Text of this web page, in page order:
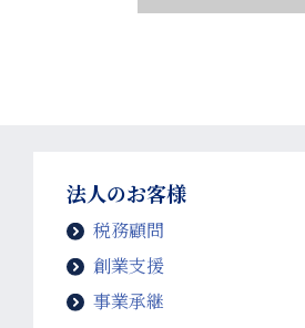
法人のお客様
税務顧問
創業支援
事業承継